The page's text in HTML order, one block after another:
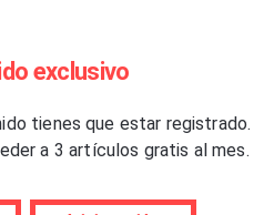
de una chimenea. El mundo
por qué las nuevas
exclusivo
tienes que estar registrado.
a 3 artículos gratis al mes.